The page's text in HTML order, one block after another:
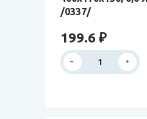
/0337/
199.6 ₽